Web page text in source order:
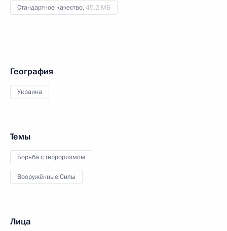
Стандартное качество,45.2 МБ
География
Украина
Темы
Борьба с терроризмом
Вооружённые Силы
Лица